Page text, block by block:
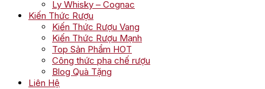
Ly Whisky – Cognac
Kiến Thức Rượu
Kiến Thức Rượu Vang
Kiến Thức Rượu Mạnh
Top Sản Phẩm HOT
Công thức pha chế rượu
Blog Quà Tặng
Liên Hệ